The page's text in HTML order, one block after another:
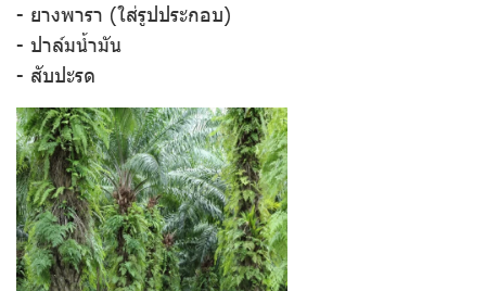
- ยางพารา (ใส่รูปประกอบ)
- ปาล์มน้ำมัน
- สับปะรด